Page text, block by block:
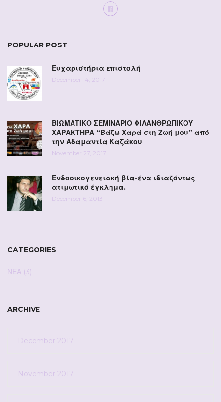
POPULAR POST
Ευχαριστήρια επιστολή
December 14, 2017
ΒΙΩΜΑΤΙΚΟ ΣΕΜΙΝΑΡΙΟ ΦΙΛΑΝΘΡΩΠΙΚΟΥ
ΧΑΡΑΚΤΗΡΑ “Βάζω Χαρά στη Ζωή μου” από
την Αδαμαντία Καζάκου
November 27, 2017
Ενδοοικογενειακή βία-ένα ιδιαζόντως
ατιμωτικό έγκλημα.
December 6, 2013
CATEGORIES
ΝΕΑ (3)
ARCHIVE
December 2017
November 2017